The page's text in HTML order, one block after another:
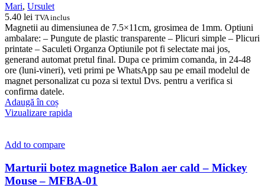
Mari, Ursulet
5.40 lei TVA inclus
Magnetii au dimensiunea de 7.5×11cm, grosimea de 1mm. Optiuni
ambalare: – Pungute de plastic transparente – Plicuri simple – Plicuri
printate – Saculeti Organza Optiunile pot fi selectate mai jos,
generand automat pretul final. Dupa ce primim comanda, in 24-48
ore (luni-vineri), veti primi pe WhatsApp sau pe email modelul de
magnet personalizat cu poza si textul Dvs. pentru a verifica si
confirma datele.
Adaugă în coș
Vizualizare rapida
Add to compare
Marturii botez magnetice Balon aer cald – Mickey
Mouse – MFBA-01